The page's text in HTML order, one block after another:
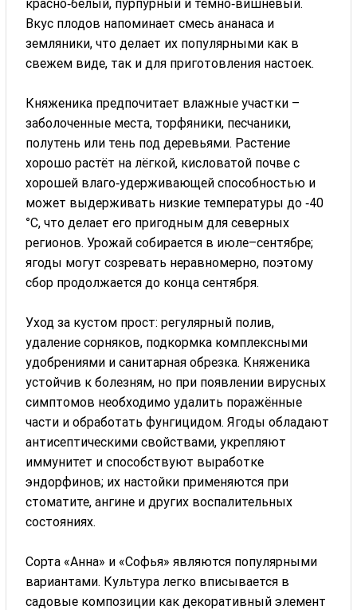
красно‑белый, пурпурный и тёмно‑вишневый.
Вкус плодов напоминает смесь ананаса и
земляники, что делает их популярными как в
свежем виде, так и для приготовления настоек.
Княженика предпочитает влажные участки –
заболоченные места, торфяники, песчаники,
полутень или тень под деревьями. Растение
хорошо растёт на лёгкой, кисловатой почве с
хорошей влаго‑удерживающей способностью и
может выдерживать низкие температуры до ‑40
°C, что делает его пригодным для северных
регионов. Урожай собирается в июле–сентябре;
ягоды могут созревать неравномерно, поэтому
сбор продолжается до конца сентября.
Уход за кустом прост: регулярный полив,
удаление сорняков, подкормка комплексными
удобрениями и санитарная обрезка. Княженика
устойчив к болезням, но при появлении вирусных
симптомов необходимо удалить поражённые
части и обработать фунгицидом. Ягоды обладают
антисептическими свойствами, укрепляют
иммунитет и способствуют выработке
эндорфинов; их настойки применяются при
стоматите, ангине и других воспалительных
состояниях.
Сорта «Анна» и «Софья» являются популярными
вариантами. Культура легко вписывается в
садовые композиции как декоративный элемент